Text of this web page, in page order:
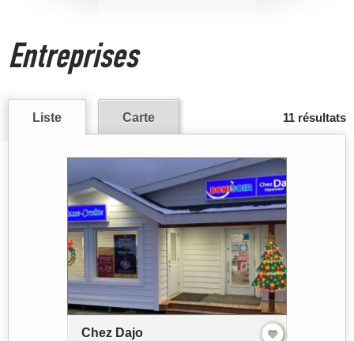
Entreprises
11 résultats
Liste Carte
Chez Dajo